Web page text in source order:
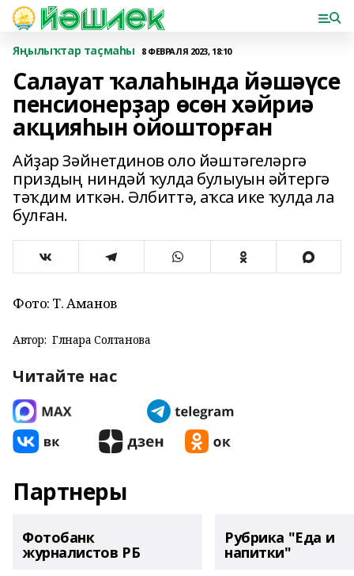
Яңылыҡтар таҫмаһы 8 ФЕВРАЛЯ 2023, 18:10
Салауат ҡалаһында йәшәүсе
пенсионерҙар өсөн хәйриә
акцияһын ойошторған
Айҙар Зәйнетдинов оло йәштәгеләргә
приздың ниндәй ҡулда булыуын әйтергә
тәҡдим иткән. Әлбиттә, аҡса ике ҡулда ла
булған.
Фото: Т. Аманов
Автор: Гөлнара Солтанова
Читайте нас
Партнеры
Фотобанк
журналистов РБ
Рубрика "Еда и
напитки"